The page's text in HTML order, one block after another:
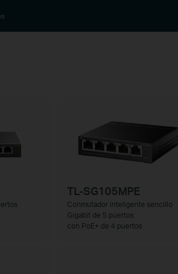
TL-SG105MPE
Conmutador inteligente sencillo
Gigabit de 5 puertos
con PoE+ de 4 puertos